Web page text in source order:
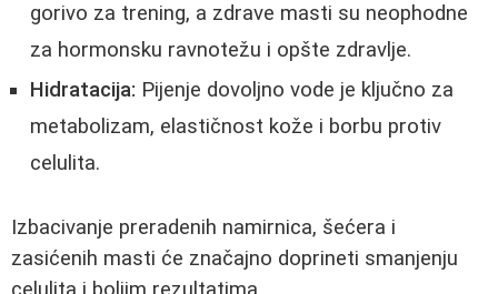
gorivo za trening, a zdrave masti su neophodne
za hormonsku ravnotežu i opšte zdravlje.
Hidratacija: Pijenje dovoljno vode je ključno za
metabolizam, elastičnost kože i borbu protiv
celulita.
Izbacivanje preradenih namirnica, šećera i
zasićenih masti će značajno doprineti smanjenju